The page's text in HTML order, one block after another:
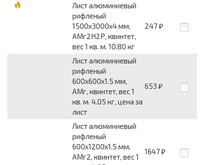
Лист алюминиевый
рифленый
1500x3000x4 мм,
АМг2Н2Р, квинтет,
вес 1 кв. м. 10.80 кг
247 ₽
Лист алюминиевый
рифленый
600x600x1.5 мм,
АМг, квинтет, вес 1
кв. м. 4.05 кг, цена за
лист
653 ₽
Лист алюминиевый
рифленый
600x1200x1.5 мм,
АМг2, квинтет, вес 1
1647 ₽